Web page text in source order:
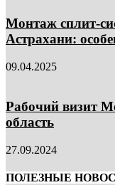
Монтаж сплит-
Астрахани:
09.04.2025
Рабочий визит
область
27.09.2024
ПОЛЕЗНЫЕ